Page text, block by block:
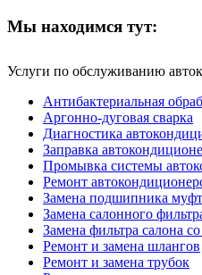
Мы находимся тут:
Услуги по обслуживанию
Антибактериальная
Аргонно-дуговая сварка
Диагностика
Заправка
Промывка системы
Ремонт
Замена подшипника
Замена салонного
Замена фильтра салона
Ремонт и замена шлангов
Ремонт и замена трубок